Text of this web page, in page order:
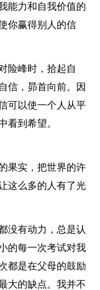
能力和自我价值的
你赢得别人的信
险峰时，拾起自
信，昴首向前。因
可以使一个人从平
看到希望。
果实，把世界的许
这么多的人有了光
没有动力，总是认
的每一次考试对我
都是在父母的鼓励
大的缺点。我并不